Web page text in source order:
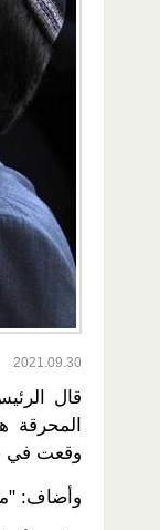
2021.09.30
قال
المحرقة
وقعت في
وأضاف: